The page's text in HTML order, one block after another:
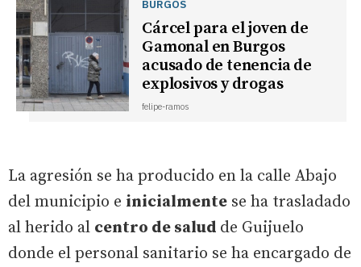
BURGOS
Cárcel para el joven de
Gamonal en Burgos
acusado de tenencia de
explosivos y drogas
felipe-ramos
La agresión se ha producido en la calle Abajo
del municipio e inicialmente se ha trasladado
al herido al centro de salud de Guijuelo
donde el personal sanitario se ha encargado de